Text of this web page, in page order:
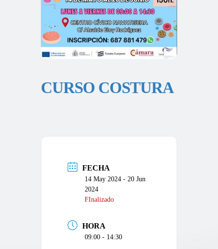
CURSO COSTURA
FECHA
14 May 2024 - 20 Jun
2024
FInalizado
HORA
09:00 - 14:30